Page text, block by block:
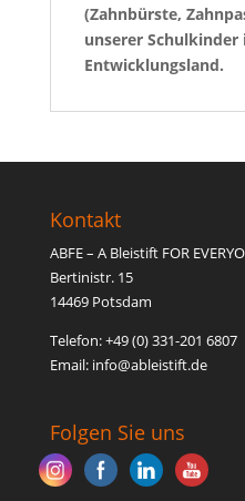
(Zahnbürste,
unserer Schulkinder
Entwicklungsland.
Kontakt
ABFE – A Bleistift FOR
Bertinistr. 15
14469 Potsdam
Telefon: +49 (0) 331-201 6807
Email: info@ableistift.de
Folgen Sie uns